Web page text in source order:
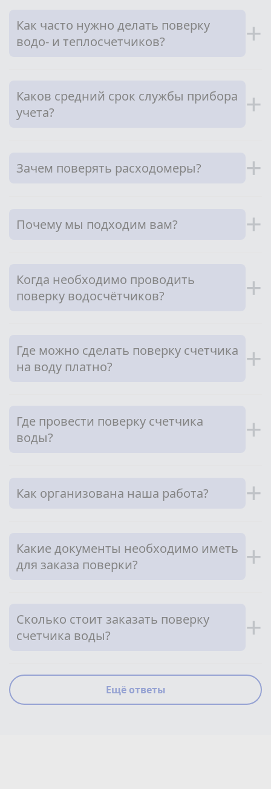
Как часто нужно делать поверку
водо- и теплосчетчиков?
+
Каков средний срок службы прибора
учета?
+
Зачем поверять расходомеры? +
Почему мы подходим вам? +
Когда необходимо проводить
поверку водосчётчиков?
+
Где можно сделать поверку счетчика
на воду платно?
+
Где провести поверку счетчика
воды?
+
Как организована наша работа? +
Какие документы необходимо иметь
для заказа поверки?
+
Сколько стоит заказать поверку
счетчика воды?
+
Ещё ответы